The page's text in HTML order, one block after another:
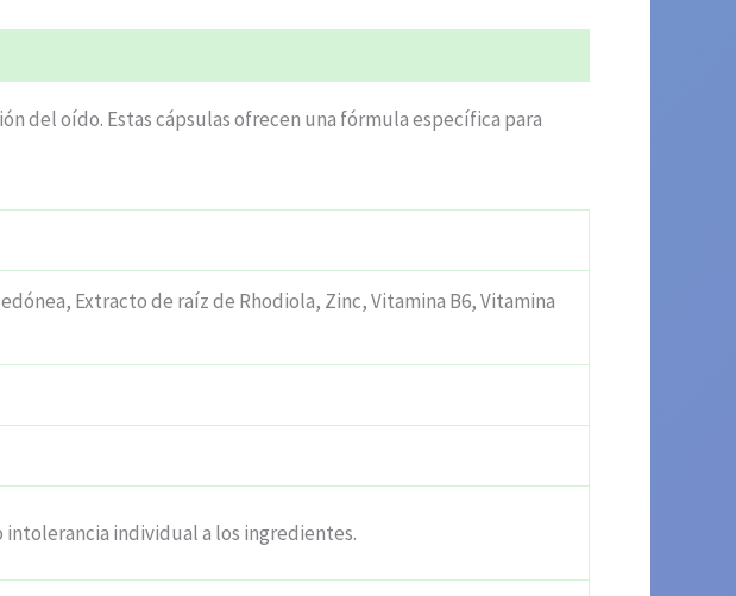
del oído. Estas cápsulas ofrecen una fórmula específica para
Extracto de raíz de Rhodiola, Zinc, Vitamina B6, Vitamina
intolerancia individual a los ingredientes.